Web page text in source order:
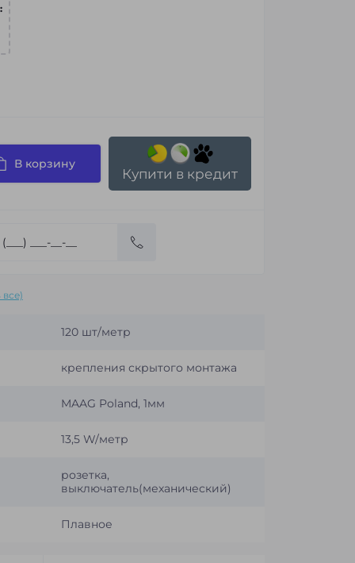
В корзину
Купити в кредит
120 шт/метр
крепления скрытого монтажа
MAAG Poland, 1мм
13,5 W/метр
розетка,
выключатель(механический)
Плавное